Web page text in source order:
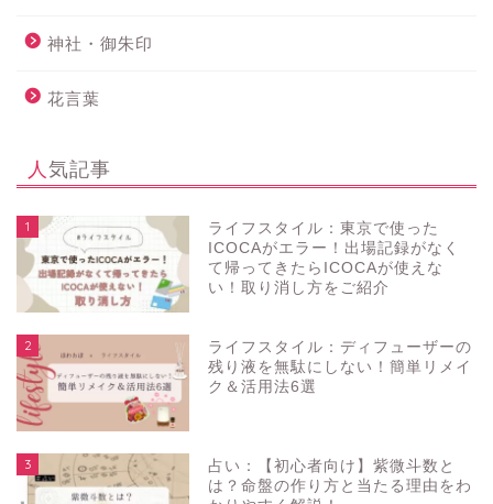
神社・御朱印
花言葉
人気記事
1
ライフスタイル：東京で使った
ICOCAがエラー！出場記録がなく
て帰ってきたらICOCAが使えな
い！取り消し方をご紹介
2
ライフスタイル：ディフューザーの
残り液を無駄にしない！簡単リメイ
ク＆活用法6選
3
占い：【初心者向け】紫微斗数と
は？命盤の作り方と当たる理由をわ